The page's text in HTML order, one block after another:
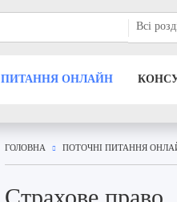
Всі
ПИТАННЯ ОНЛАЙН
ГОЛОВНА ПОТОЧНІ ПИТАННЯ